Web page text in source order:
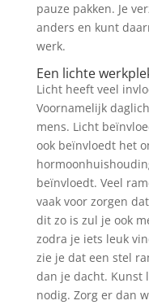
pauze pakken. Je
anders en kunt
werk.
Een lichte
Licht heeft veel
Voornamelijk
mens. Licht
ook beïnvloedt het
beïnvloedt. Veel
vaak voor zorgen
dit zo is zul je ook
zodra je iets leuk
zie je dat een stel
dan je dacht. Kunst
nodig. Zorg er dan